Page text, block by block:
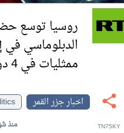
روسيا توسع
الدبلوماسي في
ممثليات في 4 دول جديدة
اخبار جزر القمر
منذ TN75KY